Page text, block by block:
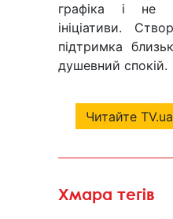
графіка і не
ініціативи.
підтримка
душевний спокій.
Читайте
Хмара тегів